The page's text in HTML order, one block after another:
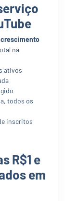
crescimento
na
ativos
todos os
inscritos
R$1 e
em